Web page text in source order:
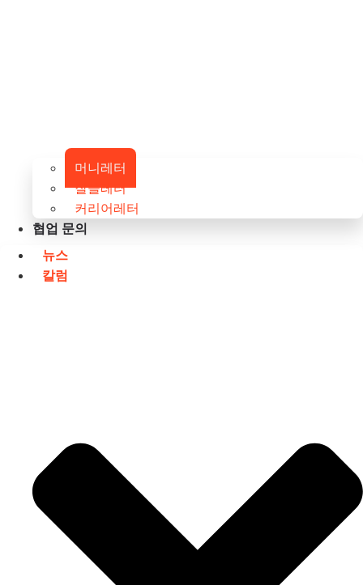
머니레터
잘쓸레터
커리어레터
협업 문의
뉴스
칼럼